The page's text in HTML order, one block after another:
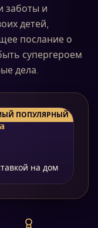
заботы и
детей,
послание о
супергероем
дела.
ПОПУЛЯРНЫЙ
на дом